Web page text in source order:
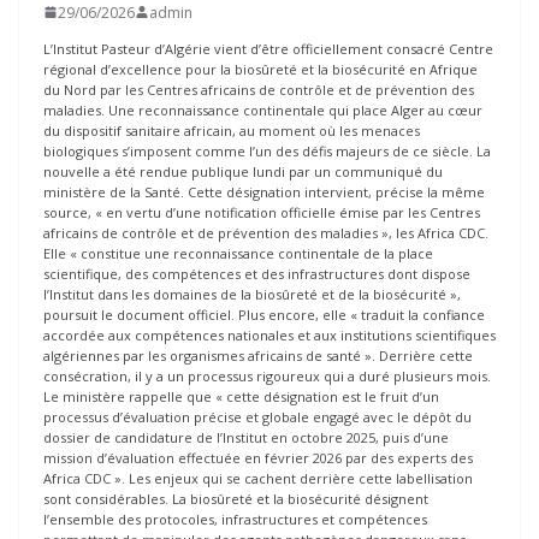
29/06/2026 admin
L’Institut Pasteur d’Algérie vient d’être officiellement consacré Centre
régional d’excellence pour la biosûreté et la biosécurité en Afrique
du Nord par les Centres africains de contrôle et de prévention des
maladies. Une reconnaissance continentale qui place Alger au cœur
du dispositif sanitaire africain, au moment où les menaces
biologiques s’imposent comme l’un des défis majeurs de ce siècle. La
nouvelle a été rendue publique lundi par un communiqué du
ministère de la Santé. Cette désignation intervient, précise la même
source, « en vertu d’une notification officielle émise par les Centres
africains de contrôle et de prévention des maladies », les Africa CDC.
Elle « constitue une reconnaissance continentale de la place
scientifique, des compétences et des infrastructures dont dispose
l’Institut dans les domaines de la biosûreté et de la biosécurité »,
poursuit le document officiel. Plus encore, elle « traduit la confiance
accordée aux compétences nationales et aux institutions scientifiques
algériennes par les organismes africains de santé ». Derrière cette
consécration, il y a un processus rigoureux qui a duré plusieurs mois.
Le ministère rappelle que « cette désignation est le fruit d’un
processus d’évaluation précise et globale engagé avec le dépôt du
dossier de candidature de l’Institut en octobre 2025, puis d’une
mission d’évaluation effectuée en février 2026 par des experts des
Africa CDC ». Les enjeux qui se cachent derrière cette labellisation
sont considérables. La biosûreté et la biosécurité désignent
l’ensemble des protocoles, infrastructures et compétences